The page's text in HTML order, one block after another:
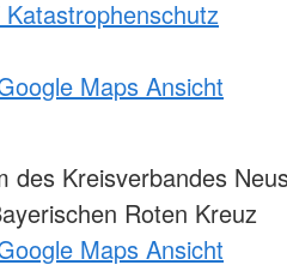
Maps Ansicht
des Kreisverbandes
Roten Kreuz
Maps Ansicht